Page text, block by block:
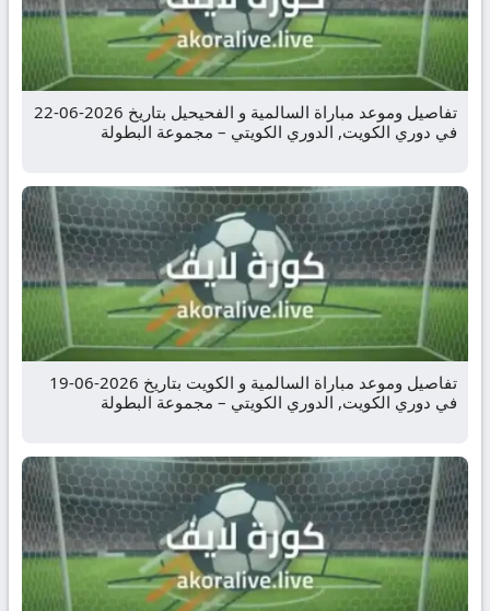
تفاصيل وموعد مباراة السالمية و الفحيحيل بتاريخ 2026-06-22
في دوري الكويت, الدوري الكويتي – مجموعة البطولة
تفاصيل وموعد مباراة السالمية و الكويت بتاريخ 2026-06-19
في دوري الكويت, الدوري الكويتي – مجموعة البطولة